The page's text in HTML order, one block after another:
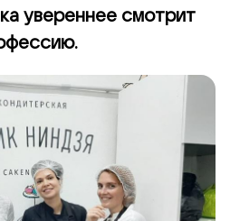
увереннее смотрит